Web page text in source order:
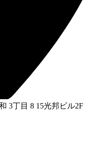
3丁目 8 15光邦ビル2F